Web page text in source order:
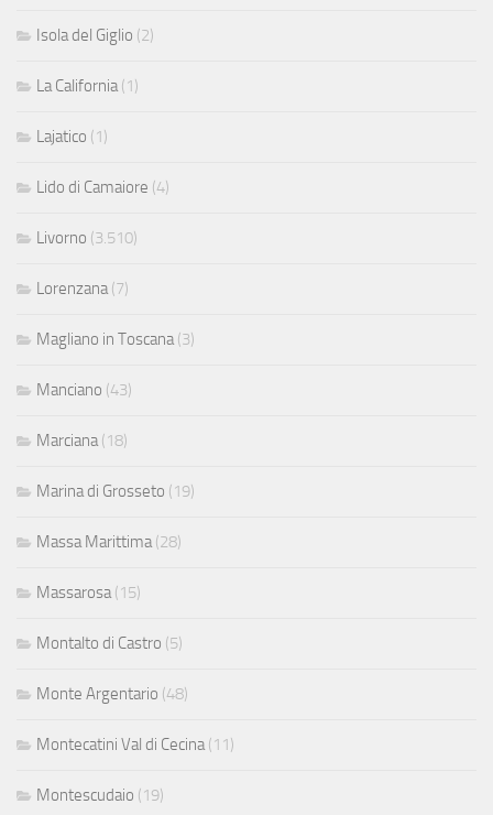
Isola del Giglio (2)
La California (1)
Lajatico (1)
Lido di Camaiore (4)
Livorno (3.510)
Lorenzana (7)
Magliano in Toscana (3)
Manciano (43)
Marciana (18)
Marina di Grosseto (19)
Massa Marittima (28)
Massarosa (15)
Montalto di Castro (5)
Monte Argentario (48)
Montecatini Val di Cecina (11)
Montescudaio (19)